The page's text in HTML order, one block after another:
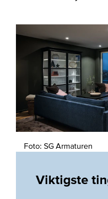
Foto: SG Armaturen
Viktigste